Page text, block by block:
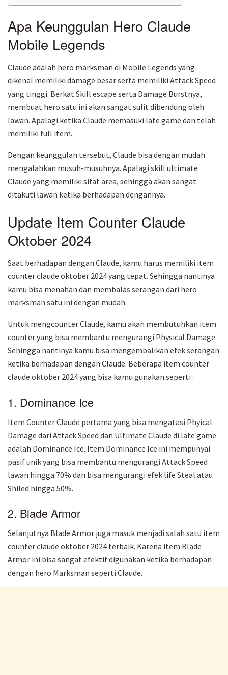
Apa Keunggulan Hero Claude
Mobile Legends
Claude adalah hero marksman di Mobile Legends yang
dikenal memiliki damage besar serta memiliki Attack Speed
yang tinggi. Berkat Skill escape serta Damage Burstnya,
membuat hero satu ini akan sangat sulit dibendung oleh
lawan. Apalagi ketika Claude memasuki late game dan telah
memiliki full item.
Dengan keunggulan tersebut, Claude bisa dengan mudah
mengalahkan musuh-musuhnya. Apalagi skill ultimate
Claude yang memiliki sifat area, sehingga akan sangat
ditakuti lawan ketika berhadapan dengannya.
Update Item Counter Claude
Oktober 2024
Saat berhadapan dengan Claude, kamu harus memiliki item
counter claude oktober 2024 yang tepat. Sehingga nantinya
kamu bisa menahan dan membalas serangan dari hero
marksman satu ini dengan mudah.
Untuk mengcounter Claude, kamu akan membutuhkan item
counter yang bisa membantu mengurangi Physical Damage.
Sehingga nantinya kamu bisa mengembalikan efek serangan
ketika berhadapan dengan Claude. Beberapa item counter
claude oktober 2024 yang bisa kamu gunakan seperti :
1. Dominance Ice
Item Counter Claude pertama yang bisa mengatasi Phyical
Damage dari Attack Speed dan Ultimate Claude di late game
adalah Dominance Ice. Item Dominance Ice ini mempunyai
pasif unik yang bisa membantu mengurangi Attack Speed
lawan hingga 70% dan bisa mengurangi efek life Steal atau
Shiled hingga 50%.
2. Blade Armor
Selanjutnya Blade Armor juga masuk menjadi salah satu item
counter claude oktober 2024 terbaik. Karena item Blade
Armor ini bisa sangat efektif digunakan ketika berhadapan
dengan hero Marksman seperti Claude.